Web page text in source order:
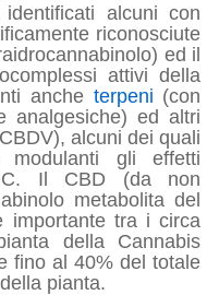
alcuni con
riconosciute
ed il
attivi della
anche terpeni (con
analgesiche) ed altri
alcuni dei quali
gli effetti
Il CBD (da non
metabolita del
importante tra i circa
della Cannabis
fino al 40% del totale
pianta.